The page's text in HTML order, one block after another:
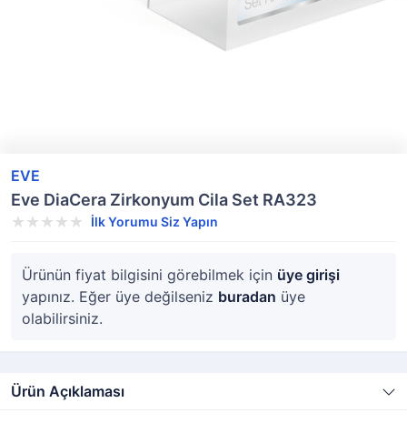
EVE
Eve DiaCera Zirkonyum Cila Set RA323
İlk Yorumu Siz Yapın
Ürünün fiyat bilgisini görebilmek için üye girişi
yapınız. Eğer üye değilseniz buradan üye
olabilirsiniz.
Ürün Açıklaması